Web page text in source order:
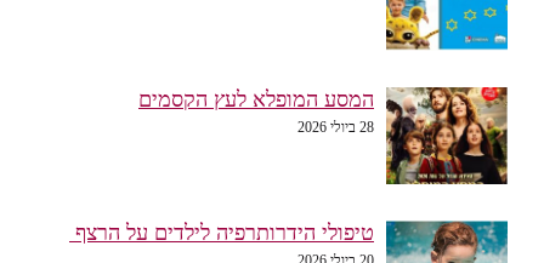
המסע המופלא לעץ הקסמים
28 ביולי 2026
טיפולי הידרותרפיה לילדים על הרצף